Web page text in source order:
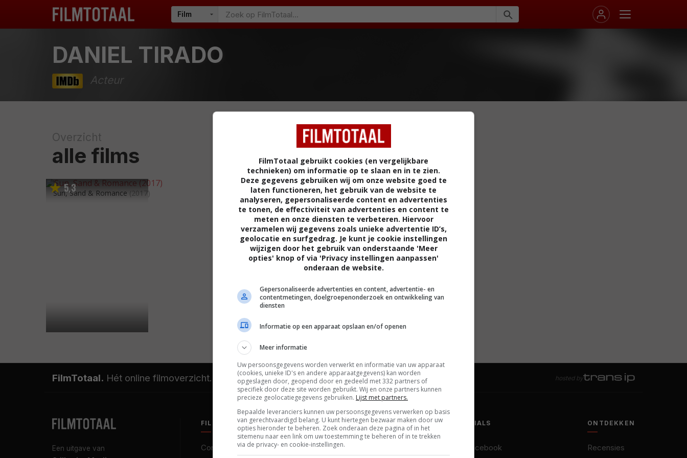
DANIEL TIRADO
Acteur
Overzicht
alle films
5,3
Sun, Sand & Romance (2017)
FilmTotaal. Hét online filmoverzicht. hosted by
Een uitgave van
FILMTOTAAL
Contact
BELEID
Privacy
SOCIALS
Facebook
ONTDEKKEN
Recensies
FilmTotaal gebruikt cookies (en vergelijkbare
technieken) om informatie op te slaan en in te zien.
Deze gegevens gebruiken wij om onze website goed te
laten functioneren, het gebruik van de website te
analyseren, gepersonaliseerde content en advertenties
te tonen, de effectiviteit van advertenties en content te
meten en onze diensten te verbeteren. Hiervoor
verzamelen wij gegevens zoals unieke advertentie ID’s,
geolocatie en surfgedrag. Je kunt je cookie instellingen
wijzigen door het gebruik van onderstaande 'Meer
opties' knop of via 'Privacy instellingen aanpassen'
onderaan de website.
Gepersonaliseerde advertenties en content, advertentie- en
contentmetingen, doelgroepenonderzoek en ontwikkeling van
diensten
Informatie op een apparaat opslaan en/of openen
Meer informatie
Uw persoonsgegevens worden verwerkt en informatie van uw apparaat
(cookies, unieke ID's en andere apparaatgegevens) kan worden
opgeslagen door, geopend door en gedeeld met 332 partners of
specifiek door deze site worden gebruikt. Wij en onze partners kunnen
precieze geolocatiegegevens gebruiken. Lijst met partners.
Bepaalde leveranciers kunnen uw persoonsgegevens verwerken op basis
van gerechtvaardigd belang. U kunt hiertegen bezwaar maken door uw
opties hieronder te beheren. Zoek onderaan deze pagina of in het
sitemenu naar een link om uw toestemming te beheren of in te trekken
via de privacy- en cookie-instellingen.